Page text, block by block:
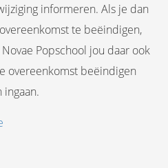
informeren. Als je dan
te beëindigen,
Popschool jou daar ook
overeenkomst beëindigen